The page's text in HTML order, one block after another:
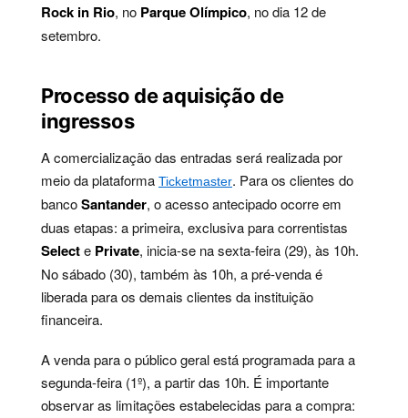
Rock in Rio, no Parque Olímpico, no dia 12 de
setembro.
Processo de aquisição de
ingressos
A comercialização das entradas será realizada por
meio da plataforma Ticketmaster. Para os clientes do
bancoSantander, o acesso antecipado ocorre em
duas etapas: a primeira, exclusiva para correntistas
Selecte Private, inicia-se na sexta-feira (29), às 10h.
No sábado (30), também às 10h, a pré-venda é
liberada para os demais clientes da instituição
financeira.
A venda para o público geral está programada para a
segunda-feira (1º), a partir das 10h. É importante
observar as limitações estabelecidas para a compra: